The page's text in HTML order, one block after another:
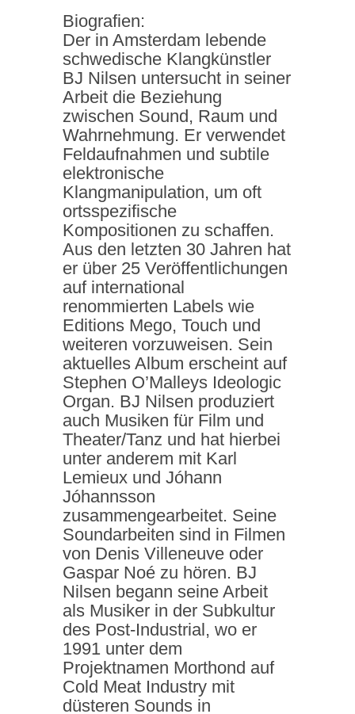
Biografien:
Der in Amsterdam lebende
schwedische Klangkünstler
BJ Nilsen untersucht in seiner
Arbeit die Beziehung
zwischen Sound, Raum und
Wahrnehmung. Er verwendet
Feldaufnahmen und subtile
elektronische
Klangmanipulation, um oft
ortsspezifische
Kompositionen zu schaffen.
Aus den letzten 30 Jahren hat
er über 25 Veröffentlichungen
auf international
renommierten Labels wie
Editions Mego, Touch und
weiteren vorzuweisen. Sein
aktuelles Album erscheint auf
Stephen O’Malleys Ideologic
Organ. BJ Nilsen produziert
auch Musiken für Film und
Theater/Tanz und hat hierbei
unter anderem mit Karl
Lemieux und Jóhann
Jóhannsson
zusammengearbeitet. Seine
Soundarbeiten sind in Filmen
von Denis Villeneuve oder
Gaspar Noé zu hören. BJ
Nilsen begann seine Arbeit
als Musiker in der Subkultur
des Post-Industrial, wo er
1991 unter dem
Projektnamen Morthond auf
Cold Meat Industry mit
düsteren Sounds in